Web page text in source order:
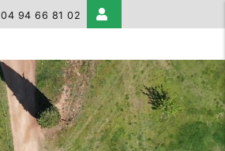
04 94 66 81 02